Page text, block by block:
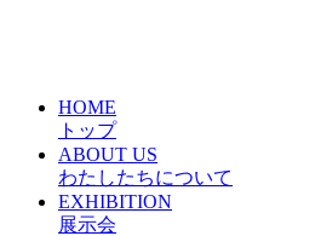
HOME
トップ
ABOUT US
わたしたちについて
EXHIBITION
展示会